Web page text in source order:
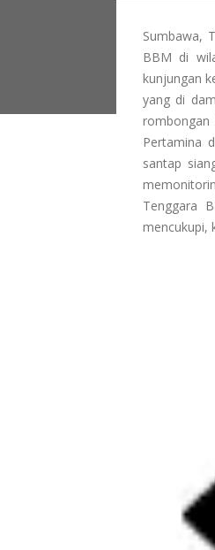
Sumbawa,
BBM di
kunjungan
yang di
Pertamina
santap
Tenggara
mencukupi,